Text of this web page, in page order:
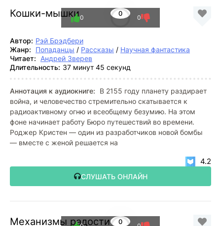
Кошки-мышки 0
0 0
Автор: Рэй Брэдбери
Жанр:
Попаданцы / Рассказы / Научная фантастика
Читает:
Андрей Зверев
Длительность: 37 минут 45 секунд
Аннотация к аудиокниге:
В 2155 году планету раздирает
война, и человечество стремительно скатывается к
радиоактивному огню и всеобщему безумию. На этом
фоне начинает работу Бюро путешествий во времени.
Роджер Кристен — один из разработчиков новой бомбы
— вместе с женой решается на
СЛУШАТЬ ОНЛАЙН
4.2
Механизмы радости 0